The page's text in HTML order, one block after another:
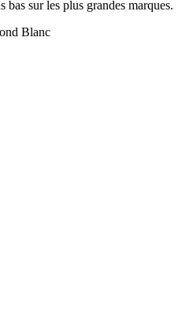
sur les plus grandes marques.
Blanc